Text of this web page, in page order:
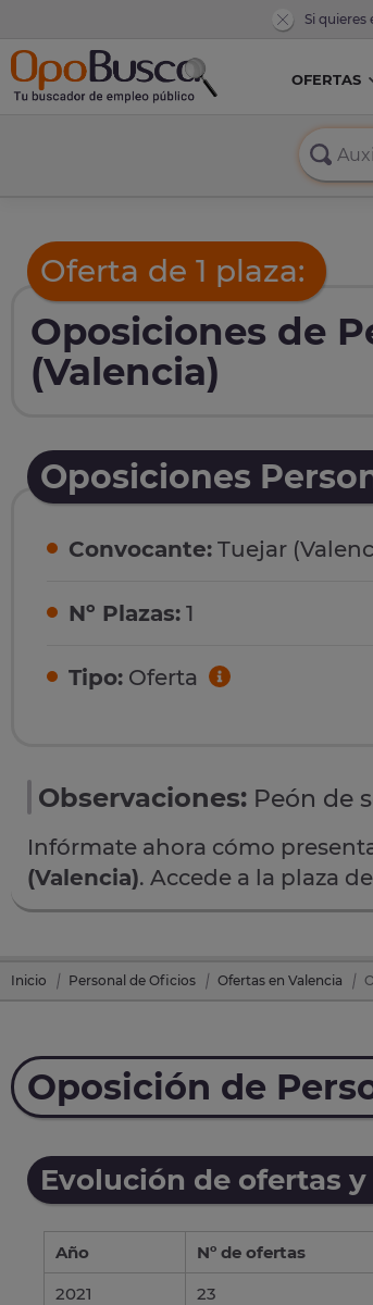
Si
OFERTAS
Oferta de 1 plaza:
Oposiciones de
(Valencia)
Oposiciones
Convocante: Tuejar
Nº Plazas: 1
Tipo: Oferta
Observaciones: Peón de
Infórmate ahora cómo
(Valencia). Accede a la plaza de
Inicio Personal de Oficios Ofertas en Valencia
Oposición de
Evolución de ofertas
Año Nº de ofertas
2021
23